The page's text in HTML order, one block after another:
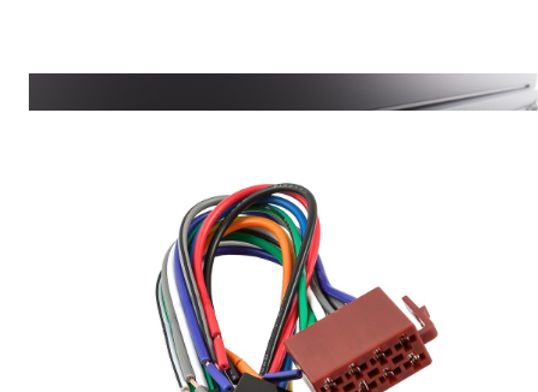
Жидкокристаллический (VA) дисплей
ISO разъем (ISO коннектор в комплекте)
Читать полностью
Характеристики